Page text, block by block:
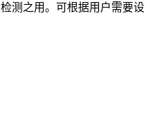
测之用。可根据用户需要设